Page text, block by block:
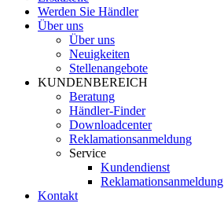
Werden Sie Händler
Über uns
Über uns
Neuigkeiten
Stellenangebote
KUNDENBEREICH
Beratung
Händler-Finder
Downloadcenter
Reklamationsanmeldung
Service
Kundendienst
Reklamationsanmeldung
Kontakt